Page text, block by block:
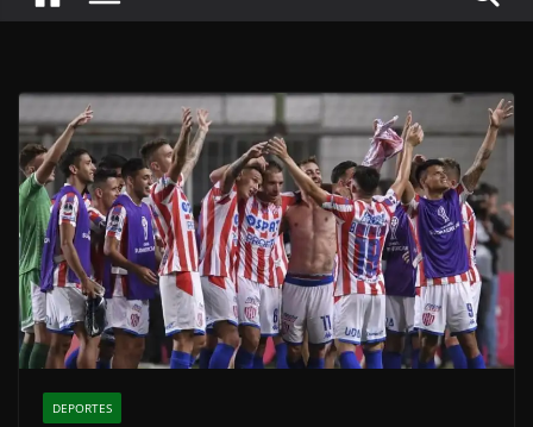
DEPORTES